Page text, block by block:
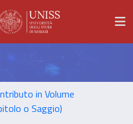
in Volume
o Saggio)